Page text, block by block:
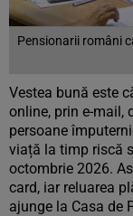
Pensionarii români
Vestea bună este
online, prin e-mail,
persoane
viață la timp riscă
octombrie 2026.
card, iar reluarea
ajunge la Casa de